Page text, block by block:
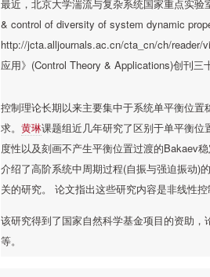
最近，北京大学湍流与复杂系统国家重点实验
& control of diversity of system dynamic
http://jcta.alljournals.ac.cn/cta_cn/ch/reader/
应用》(Control Theory & Applications)创刊三
控制理论长期以来主要集中于系统单平衡位
求。 黄琳课题组近几年研究了区别于单平衡
度性以及刻画不产生平衡位置过渡的Bakaev
介绍了高阶系统中周期过程(自振与强迫振动)
关的研究。 论文指出这些研究内容是非线性
该研究得到了国家自然科学基金项目的资助
等。